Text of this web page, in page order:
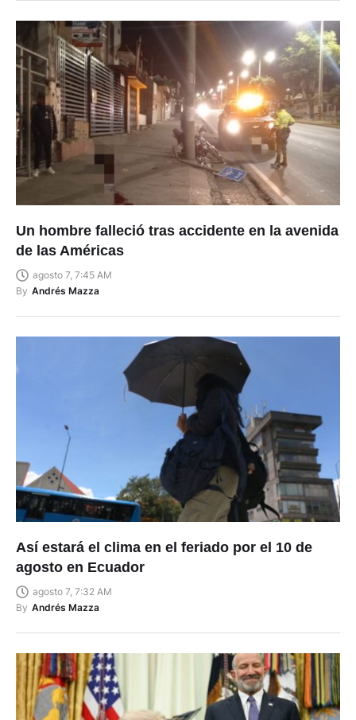
Un hombre falleció tras accidente en la avenida
de las Américas
agosto 7, 7:45 AM
By Andrés Mazza
Así estará el clima en el feriado por el 10 de
agosto en Ecuador
agosto 7, 7:32 AM
By Andrés Mazza